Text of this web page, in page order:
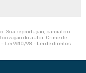
Sua reprodução, parcial ou
do autor. Crime de
Lei 9610/98 - Lei de direitos